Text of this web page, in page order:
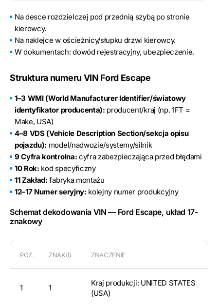
Na desce rozdzielczej pod przednią szybą po stronie
kierowcy.
Na naklejce w ościeżnicy/słupku drzwi kierowcy.
W dokumentach: dowód rejestracyjny, ubezpieczenie.
Struktura numeru VIN Ford Escape
1–3 WMI (World Manufacturer Identifier/światowy
identyfikator producenta): producent/kraj (np. 1FT =
Make, USA)
4–8 VDS (Vehicle Description Section/sekcja opisu
pojazdu): model/nadwozie/systemy/silnik
9 Cyfra kontrolna: cyfra zabezpieczająca przed błędami
10 Rok: kod specyficzny
11 Zakład: fabryka montażu
12–17 Numer seryjny: kolejny numer produkcyjny
Schemat dekodowania VIN — Ford Escape, układ 17-
znakowy
POZ. ZNAK(I) ZNACZENIE
1 1
Kraj produkcji: UNITED STATES
(USA)